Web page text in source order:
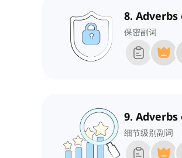
8.
保密副词
9.
细节级别副词